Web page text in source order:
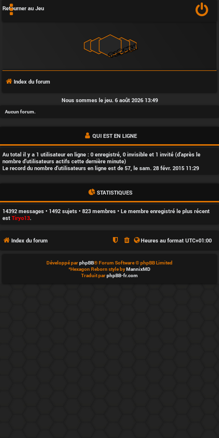
A
’
é
q
Retourner au Jeu
Index du forum
Nous sommes le jeu. 6 août 2026 13:49
Aucun forum.
QUI EST EN LIGNE
Au total il y a 1 utilisateur en ligne : 0 enregistré, 0 invisible et 1 invité (d’après le
nombre d’utilisateurs actifs cette dernière minute)
Le record du nombre d’utilisateurs en ligne est de 57, le sam. 28 févr. 2015 11:29
STATISTIQUES
14392 messages • 1492 sujets • 823 membres • Le membre enregistré le plus récent
est Tiryo13.
Index du forum Heures au format UTC+01:00
Développé parphpBB® Forum Software © phpBB Limited
*Hexagon Reborn style byMannixMD
Traduit parphpBB-fr.com